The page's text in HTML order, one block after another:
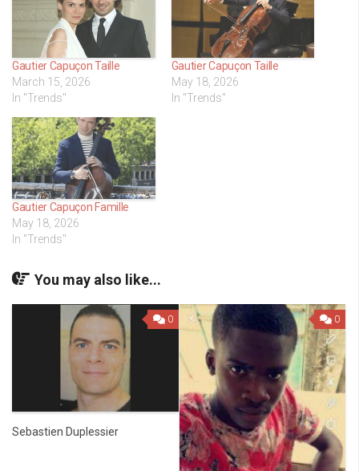
Gautier Capuçon Taille
March 15, 2026
In "Trends"
Gautier Capuçon Taille
May 18, 2026
In "Trends"
Gautier Capuçon Famille
May 18, 2026
In "Trends"
You may also like...
0
Sebastien Duplessier
0